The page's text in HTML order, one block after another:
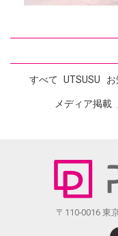
すべて UTSUSU
メディア掲載
〒110-0016 東